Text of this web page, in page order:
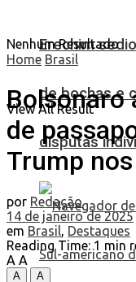
Erechim
de bochas e
disputas
Nenhum Resultado
View All Result
Home Brasil
Bolsonaro
de
Trump nos
por Redação
14 de janeiro de 2025
em Brasil
Destaques
Reading Time: 1 min
A A
A
A